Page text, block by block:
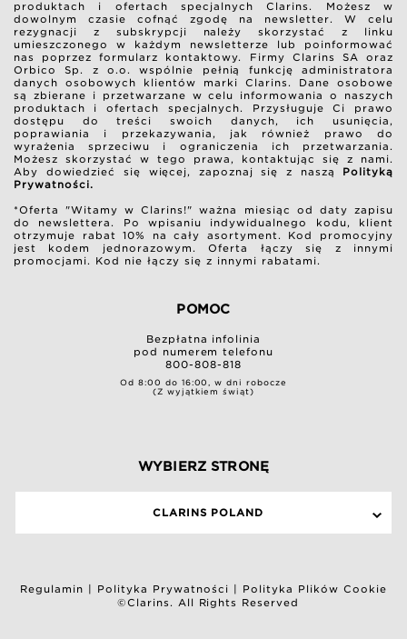
produktach i ofertach specjalnych Clarins. Możesz w
dowolnym czasie cofnąć zgodę na newsletter. W celu
rezygnacji z subskrypcji należy skorzystać z linku
umieszczonego w każdym newsletterze lub poinformować
nas poprzez formularz kontaktowy. Firmy Clarins SA oraz
Orbico Sp. z o.o. wspólnie pełnią funkcję administratora
danych osobowych klientów marki Clarins. Dane osobowe
są zbierane i przetwarzane w celu informowania o naszych
produktach i ofertach specjalnych. Przysługuje Ci prawo
dostępu do treści swoich danych, ich usunięcia,
poprawiania i przekazywania, jak również prawo do
wyrażenia sprzeciwu i ograniczenia ich przetwarzania.
Możesz skorzystać w tego prawa, kontaktując się z nami.
Aby dowiedzieć się więcej, zapoznaj się z naszą Polityką
Prywatności.
*Oferta "Witamy w Clarins!" ważna miesiąc od daty zapisu
do newslettera. Po wpisaniu indywidualnego kodu, klient
otrzymuje rabat 10% na cały asortyment. Kod promocyjny
jest kodem jednorazowym. Oferta łączy się z innymi
promocjami. Kod nie łączy się z innymi rabatami.
POMOC
Bezpłatna infolinia
pod numerem telefonu
800-808-818
Od 8:00 do 16:00, w dni robocze
(Z wyjątkiem świąt)
WYBIERZ STRONĘ
CLARINS POLAND
Regulamin | Polityka Prywatności | Polityka Plików Cookie
©Clarins. All Rights Reserved